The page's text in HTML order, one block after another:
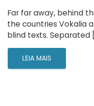
Far far away, behind
the countries Vokalia
blind texts. Separated
LEIA MAIS